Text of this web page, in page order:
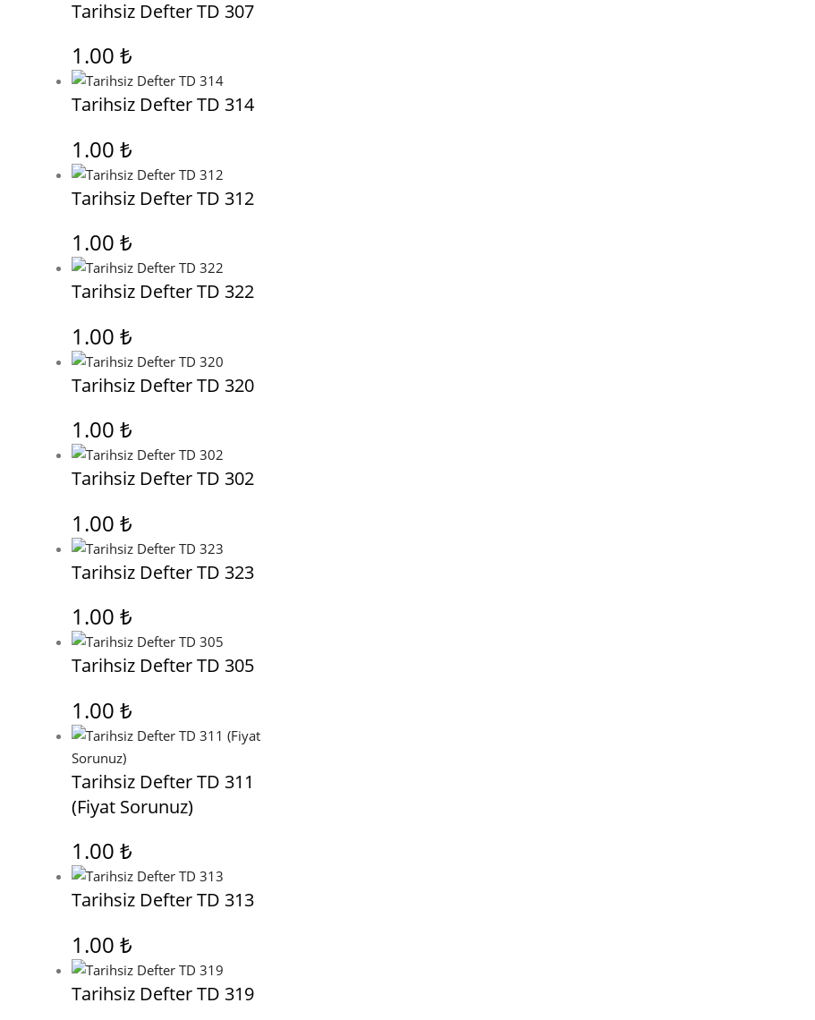
Tarihsiz Defter TD 307
1.00 ₺
Tarihsiz Defter TD 314
1.00 ₺
Tarihsiz Defter TD 312
1.00 ₺
Tarihsiz Defter TD 322
1.00 ₺
Tarihsiz Defter TD 320
1.00 ₺
Tarihsiz Defter TD 302
1.00 ₺
Tarihsiz Defter TD 323
1.00 ₺
Tarihsiz Defter TD 305
1.00 ₺
Tarihsiz Defter TD 311
(Fiyat Sorunuz)
1.00 ₺
Tarihsiz Defter TD 313
1.00 ₺
Tarihsiz Defter TD 319